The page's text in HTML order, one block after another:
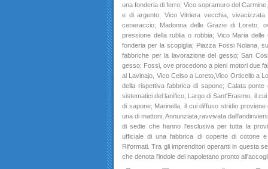
una fonderia di ferro; Vico sopramuro del
e di argento; Vico Vitriera vecchia,
ceneraccio; Madonna delle Grazie di Loreto,
pressione della rublia o robbia; Vico Maria delle
fonderia per la scopiglia; Piazza Fossi Nolana,
fabbriche per la lavorazione del gesso; San
gesso; Fossi, ove procedono a pieni motori due
al Lavinajo, Vico Celso a Loreto,Vico Orticello a
della rispettiva fabbrica di sapone; Calata ponte
sistematici del lanifico; Largo di Sant'Erasmo, il
di sapone; Marinella, il cui diffuso stridio
una di mattoni; Annunziata,ravvivata
di sedie che hanno l'esclusiva per tutta la
ufficiale di una fabbrica di coperte di cotone
Riformati. Tra gli imprenditori operanti in questa
che denota l'indole del napoletano pronto